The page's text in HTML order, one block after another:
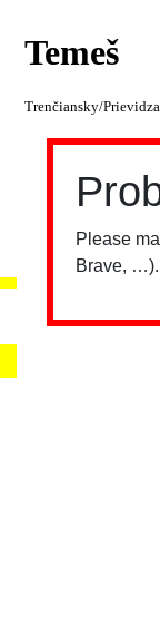
Temeš
Trenčiansky/Prievidza